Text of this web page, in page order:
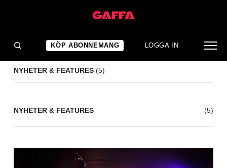
KÖP ABONNEMANG LOGGA IN
NYHETER & FEATURES (5)
NYHETER & FEATURES (5)